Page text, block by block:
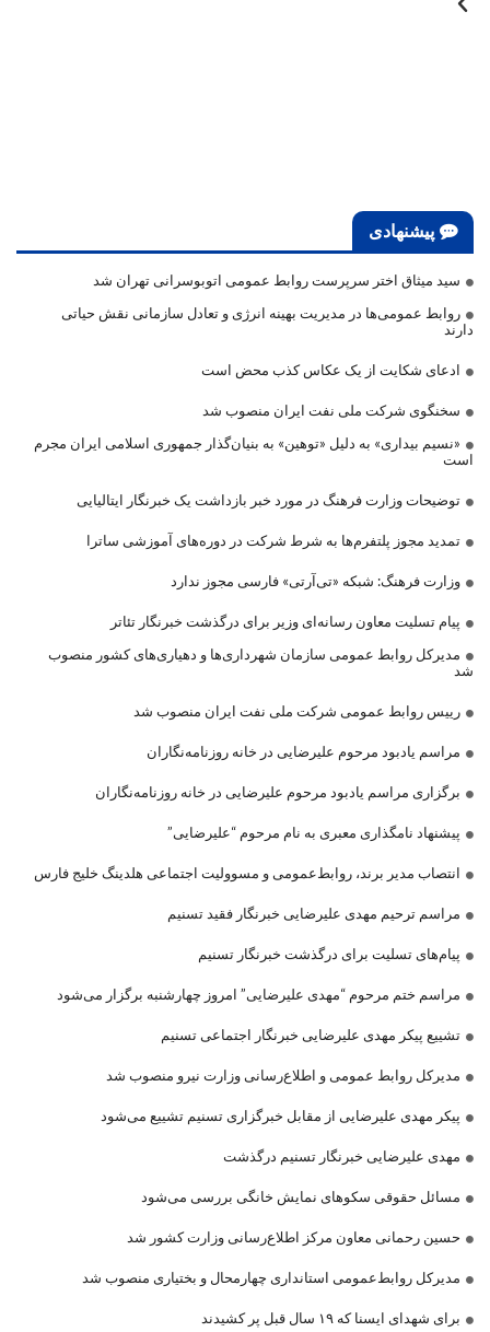
پیشنهادی
سید میثاق اختر سرپرست روابط عمومی اتوبوسرانی تهران شد
روابط عمومی‌ها در مدیریت بهینه انرژی و تعادل سازمانی نقش حیاتی
دارند
ادعای شکایت از یک عکاس کذب محض است
سخنگوی شرکت ملی نفت ایران منصوب شد
«نسیم بیداری» به دلیل «توهین» به بنیان‌گذار جمهوری اسلامی ایران مجرم
است
توضیحات وزارت فرهنگ در مورد خبر بازداشت یک خبرنگار ایتالیایی
تمدید مجوز پلتفرم‌ها به شرط شرکت در دوره‌های آموزشی ساترا
وزارت فرهنگ: شبکه «تی‌آرتی» فارسی مجوز ندارد
پیام تسلیت معاون رسانه‌ای وزیر برای درگذشت خبرنگار تئاتر
مدیرکل روابط عمومی سازمان شهرداری‌ها و دهیاری‌های کشور منصوب
شد
رییس روابط عمومی شرکت ملی نفت ایران منصوب شد
مراسم یادبود مرحوم علیرضایی در خانه روزنامه‌نگاران
برگزاری مراسم یادبود مرحوم علیرضایی در خانه روزنامه‌نگاران
پیشنهاد نامگذاری معبری به نام مرحوم “علیرضایی”
انتصاب مدیر برند، روابط‌عمومی و مسوولیت اجتماعی هلدینگ خلیج فارس
مراسم ترحیم مهدی علیرضایی خبرنگار فقید تسنیم
پیام‌های تسلیت برای درگذشت خبرنگار تسنیم
مراسم ختم مرحوم “مهدی علیرضایی” امروز چهارشنبه برگزار می‌شود
تشییع پیکر مهدی علیرضایی خبرنگار اجتماعی تسنیم
مدیرکل روابط عمومی و اطلاع‌رسانی وزارت نیرو منصوب شد
پیکر مهدی علیرضایی از مقابل خبرگزاری تسنیم تشییع می‌شود
مهدی علیرضایی خبرنگار تسنیم درگذشت
مسائل حقوقی سکوهای نمایش خانگی بررسی می‌شود
حسین رحمانی معاون مرکز اطلاع‌رسانی وزارت کشور شد
مدیرکل روابط‌عمومی استانداری چهارمحال و بختیاری منصوب شد
برای شهدای ایسنا که ۱۹ سال قبل پر کشیدند